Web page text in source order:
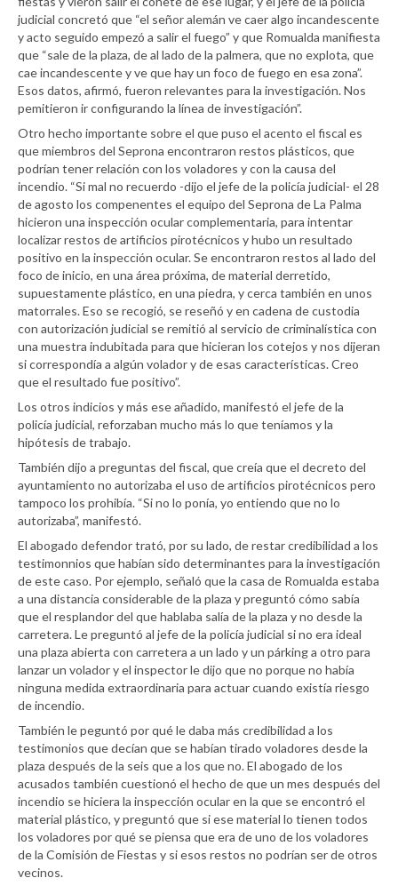
judicial concretó que “el señor alemán ve caer algo incandescente
y acto seguido empezó a salir el fuego” y que Romualda manifiesta
que “sale de la plaza, de al lado de la palmera, que no explota, que
cae incandescente y ve que hay un foco de fuego en esa zona”.
Esos datos, afirmó, fueron relevantes para la investigación. Nos
pemitieron ir configurando la línea de investigación”.
Otro hecho importante sobre el que puso el acento el fiscal es
que miembros del Seprona encontraron restos plásticos, que
podrían tener relación con los voladores y con la causa del
incendio. “Si mal no recuerdo -dijo el jefe de la policía judicial- el 28
de agosto los compenentes el equipo del Seprona de La Palma
hicieron una inspección ocular complementaria, para intentar
localizar restos de artificios pirotécnicos y hubo un resultado
positivo en la inspección ocular. Se encontraron restos al lado del
foco de inicio, en una área próxima, de material derretido,
supuestamente plástico, en una piedra, y cerca también en unos
matorrales. Eso se recogió, se reseñó y en cadena de custodia
con autorización judicial se remitió al servicio de criminalística con
una muestra indubitada para que hicieran los cotejos y nos dijeran
si correspondía a algún volador y de esas características. Creo
que el resultado fue positivo”.
Los otros indicios y más ese añadido, manifestó el jefe de la
policía judicial, reforzaban mucho más lo que teníamos y la
hipótesis de trabajo.
También dijo a preguntas del fiscal, que creía que el decreto del
ayuntamiento no autorizaba el uso de artificios pirotécnicos pero
tampoco los prohibía. “Si no lo ponía, yo entiendo que no lo
autorizaba”, manifestó.
El abogado defendor trató, por su lado, de restar credibilidad a los
testimonnios que habían sido determinantes para la investigación
de este caso. Por ejemplo, señaló que la casa de Romualda estaba
a una distancia considerable de la plaza y preguntó cómo sabía
que el resplandor del que hablaba salía de la plaza y no desde la
carretera. Le preguntó al jefe de la policía judicial si no era ideal
una plaza abierta con carretera a un lado y un párking a otro para
lanzar un volador y el inspector le dijo que no porque no había
ninguna medida extraordinaria para actuar cuando existía riesgo
de incendio.
También le peguntó por qué le daba más credibilidad a los
testimonios que decían que se habían tirado voladores desde la
plaza después de la seis que a los que no. El abogado de los
acusados también cuestionó el hecho de que un mes después del
incendio se hiciera la inspección ocular en la que se encontró el
material plástico, y preguntó que si ese material lo tienen todos
los voladores por qué se piensa que era de uno de los voladores
de la Comisión de Fiestas y si esos restos no podrían ser de otros
vecinos.